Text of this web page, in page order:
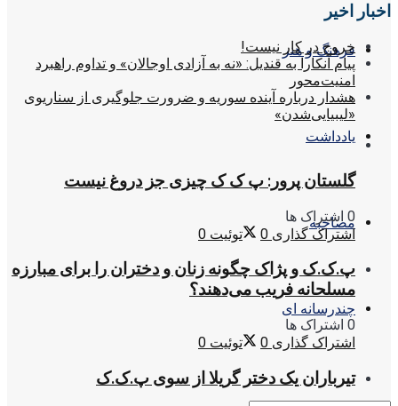
فرهنگ و هنر
یادداشت
مصاحبه
چندرسانه ای
اخبار اخیر
خروج در کار نیست!
پیام آنکارا به قندیل: «نه به آزادی اوجالان» و تداوم راهبرد
امنیت‌محور
هشدار درباره آینده سوریه و ضرورت جلوگیری از سناریوی
«لیبیایی‌شدن»
گلستان پرور: پ ک ک چیزی جز دروغ نیست
0 اشتراک ها
اشتراک گذاری 0 توئیت 0
پ.ک.ک و پژاک چگونه زنان و دختران را برای مبارزه
مسلحانه فریب می‌دهند؟
0 اشتراک ها
اشتراک گذاری 0 توئیت 0
تیرباران یک دختر گریلا از سوی پ.ک.ک